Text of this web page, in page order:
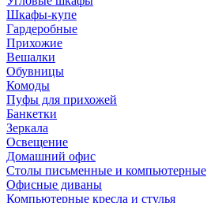
Шкафы-купе
Гардеробные
Прихожие
Вешалки
Обувницы
Комоды
Пуфы для прихожей
Банкетки
Зеркала
Освещение
Домашний офис
Столы письменные и компьютерные
Офисные диваны
Компьютерные кресла и стулья